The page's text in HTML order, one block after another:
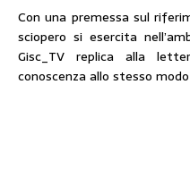
Con una premessa sul
sciopero si esercita
Gisc_TV replica alla
conoscenza allo stesso